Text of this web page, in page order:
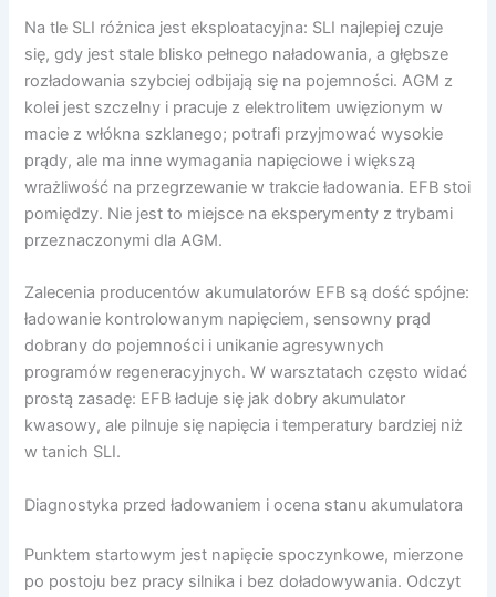
Na tle SLI różnica jest eksploatacyjna: SLI najlepiej czuje
się, gdy jest stale blisko pełnego naładowania, a głębsze
rozładowania szybciej odbijają się na pojemności. AGM z
kolei jest szczelny i pracuje z elektrolitem uwięzionym w
macie z włókna szklanego; potrafi przyjmować wysokie
prądy, ale ma inne wymagania napięciowe i większą
wrażliwość na przegrzewanie w trakcie ładowania. EFB stoi
pomiędzy. Nie jest to miejsce na eksperymenty z trybami
przeznaczonymi dla AGM.
Zalecenia producentów akumulatorów EFB są dość spójne:
ładowanie kontrolowanym napięciem, sensowny prąd
dobrany do pojemności i unikanie agresywnych
programów regeneracyjnych. W warsztatach często widać
prostą zasadę: EFB ładuje się jak dobry akumulator
kwasowy, ale pilnuje się napięcia i temperatury bardziej niż
w tanich SLI.
Diagnostyka przed ładowaniem i ocena stanu akumulatora
Punktem startowym jest napięcie spoczynkowe, mierzone
po postoju bez pracy silnika i bez doładowywania. Odczyt